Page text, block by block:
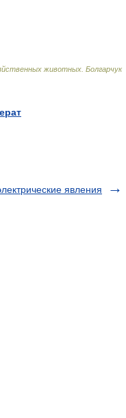
животных Болгарчук
явления